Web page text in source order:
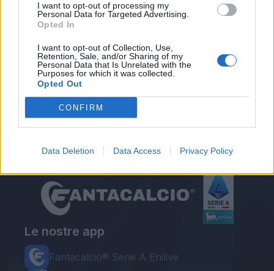
I want to opt-out of processing my
Personal Data for Targeted Advertising.
Opted In
I want to opt-out of Collection, Use,
Retention, Sale, and/or Sharing of my
Personal Data that Is Unrelated with the
Purposes for which it was collected.
Opted Out
CONFIRM
Data Deletion Data Access Privacy Policy
una prepazione difficile con prestazioni non
buone, ma sta crescendo ed è disponibile per
giocare
Autore
Redazione Fantacalcio.it
Le nostre app
Fantacalcio® Serie A Enilive